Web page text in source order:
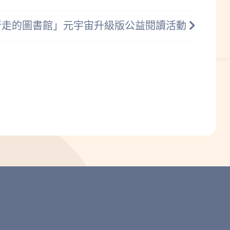
的圖書館」元宇宙升級版公益閱讀活動